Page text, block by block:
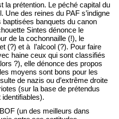
la prétention. Le péché capital du
Une des reines du PAF s’indigne
banquets du canon
Sintes dénonce le
de la cochonnaille (!), le
(?) et à l’alcool (?). Pour faire
haine ceux qui sont classifiés
?), elle dénonce des propos
moyens sont bons pour les
de nazis ou d’extrême droite
(sur la base de prétendus
(un des meilleurs dans